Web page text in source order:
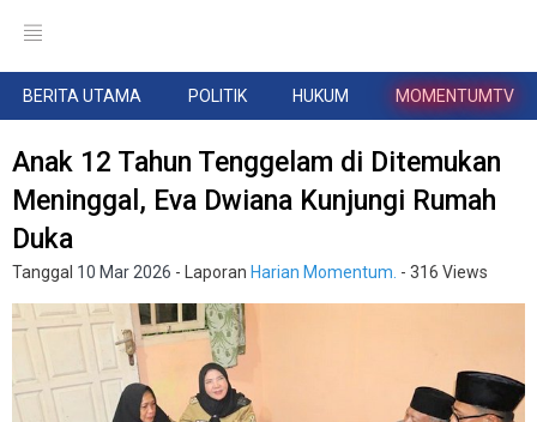
BERITA UTAMA POLITIK HUKUM MOMENTUMTV
Anak 12 Tahun Tenggelam di Ditemukan
Meninggal, Eva Dwiana Kunjungi Rumah
Duka
Tanggal 10 Mar 2026 - Laporan Harian Momentum. - 316 Views